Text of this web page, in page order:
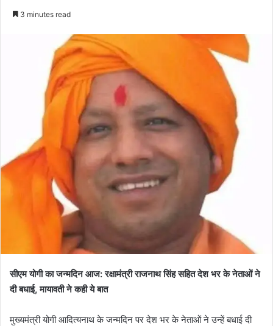
3 minutes read
सीएम योगी का जन्मदिन आज: रक्षामंत्री राजनाथ सिंह सहित देश भर के नेताओं ने
दी बधाई, मायावती ने कही ये बात
मुख्यमंत्री योगी आदित्यनाथ के जन्मदिन पर देश भर के नेताओं ने उन्हें बधाई दी